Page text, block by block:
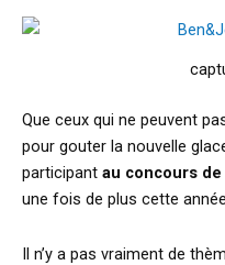
Que ceux qui ne peuvent
pour gouter la nouvelle
participant au concours
une fois de plus cette
Il n’y a pas vraiment de